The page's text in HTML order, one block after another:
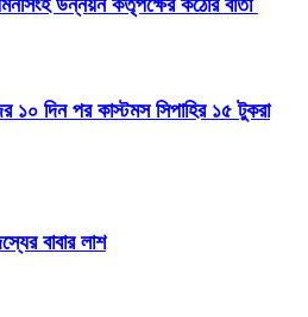
১০ দিন পর কাস্টমস সিপাহির ১৫ টুকরা
বাবার লাশ